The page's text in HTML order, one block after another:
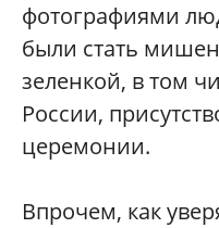
фотографиями
были стать
зеленкой, в том
России,
церемонии.
Впрочем, как